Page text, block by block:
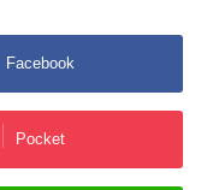
Facebook
Pocket